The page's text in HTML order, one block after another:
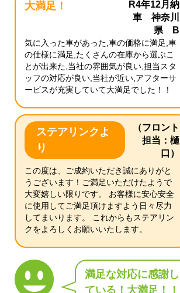
大満足！
R4年12月納
車 神奈川
県 B
気に入った車があった,車の価格に満足,車
の仕様に満足,たくさんの在庫から選ぶこ
とが出来た,当社の雰囲気が良い,担当スタ
ッフの対応が良い,当社が近い,アフターサ
ービスが充実していて大満足でした！！
ステアリンクよ
り
（フロント
担当：樋
口）
この度は、ご成約いただき誠にありがと
うございます！ご満足いただけたようで
大変嬉しい限りです。 お客様に安心安全
に使用してご満足頂けますよう日々尽力
してまいります。 これからもステアリン
クをよろしくお願いいたします。
満足な対応に感謝し
ている！大満足！！